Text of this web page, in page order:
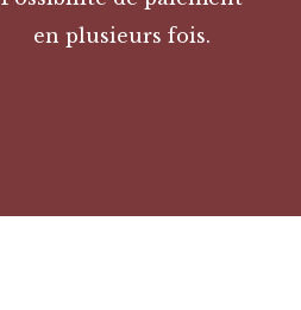
en plusieurs fois.